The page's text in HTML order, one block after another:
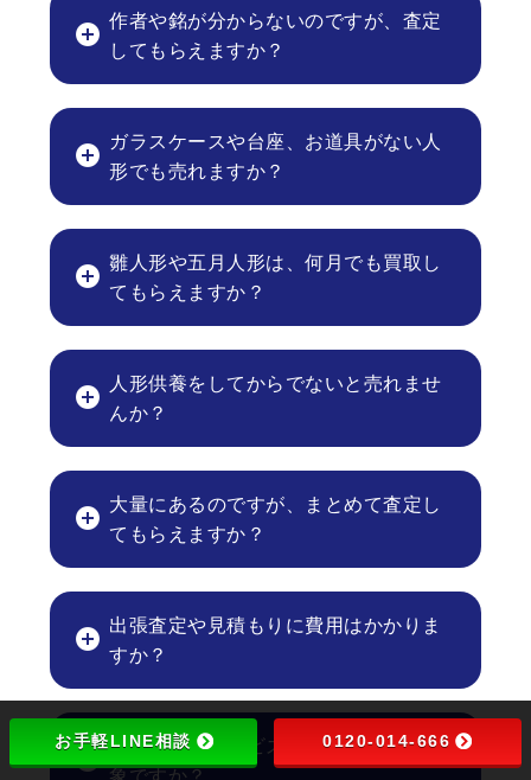
作者や銘が分からないのですが、査定
してもらえますか？
ガラスケースや台座、お道具がない人
形でも売れますか？
雛人形や五月人形は、何月でも買取し
てもらえますか？
人形供養をしてからでないと売れませ
んか？
大量にあるのですが、まとめて査定し
てもらえますか？
出張査定や見積もりに費用はかかりま
すか？
フランス人形やビスクドールも買取対
お手軽LINE相談 0120-014-666